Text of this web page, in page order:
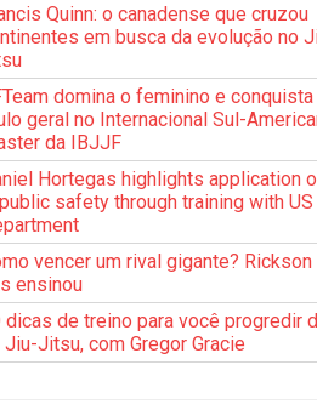
Quinn: o canadense que cruzou
em busca da evolução no
domina o feminino e conquista
geral no Internacional Sul-
da IBJJF
Hortegas highlights application
safety through training with
vencer um rival gigante? Rickson
ensinou
dicas de treino para você progredir
Jiu-Jitsu, com Gregor Gracie